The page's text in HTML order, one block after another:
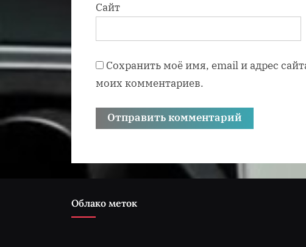
Сайт
Сохранить моё имя, email и адрес
моих комментариев.
Облако меток